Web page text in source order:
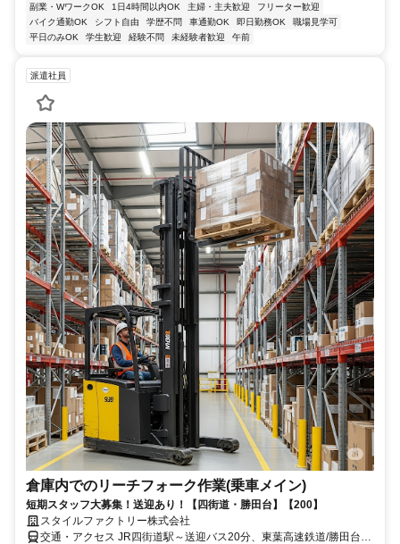
副業・WワークOK
1日4時間以内OK 主婦・主夫歓迎
フリーター歓迎
バイク通勤OK
シフト自由 学歴不問 車通勤OK 即日勤務OK
職場見学可
平日のみOK
学生歓迎 経験不問 未経験者歓迎 午前
派遣社員
倉庫内でのリーチフォーク作業(乗車メイン)
短期スタッフ大募集！送迎あり！【四街道・勝田台】【200】
スタイルファクトリー株式会社
交通・アクセス JR四街道駅～送迎バス20分、東葉高速鉄道/勝田台駅